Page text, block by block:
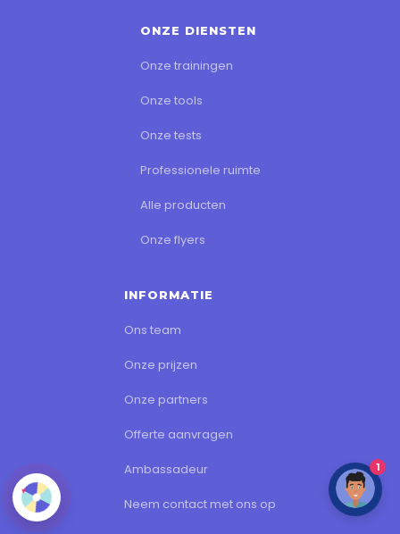
ONZE DIENSTEN
Onze trainingen
Onze tools
Onze tests
Professionele ruimte
Alle producten
Onze flyers
INFORMATIE
Ons team
Onze prijzen
Onze partners
Offerte aanvragen
Ambassadeur
Neem contact met ons op
1